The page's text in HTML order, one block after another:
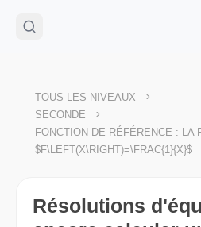
🌴Cahier de vacances offert
Télécharge ton PDF
TOUS LES NIVEAUX >
SECONDE >
FONCTION DE RÉFÉRENCE : LA
$F\LEFT(X\RIGHT)=\FRAC{1}{X}$
Résolutions